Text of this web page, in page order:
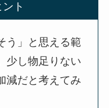
ト
う」と思える範
少し物足りない
減だと考えてみ